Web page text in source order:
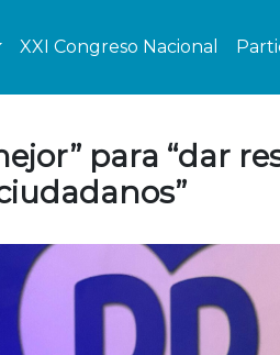
XXI Congreso Nacional
para “dar